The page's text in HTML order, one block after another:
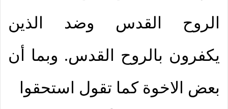
الروح القدس وضد الذين
يكفرون بالروح القدس. وبما أن
بعض الاخوة كما تقول استحقوا